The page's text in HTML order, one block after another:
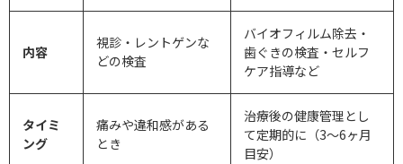
内容
視診・レントゲンな
どの検査
バイオフィルム除去・
歯ぐきの検査・セルフ
ケア指導など
タイミ
ング
痛みや違和感がある
とき
治療後の健康管理とし
て定期的に（3〜6ヶ月
目安）